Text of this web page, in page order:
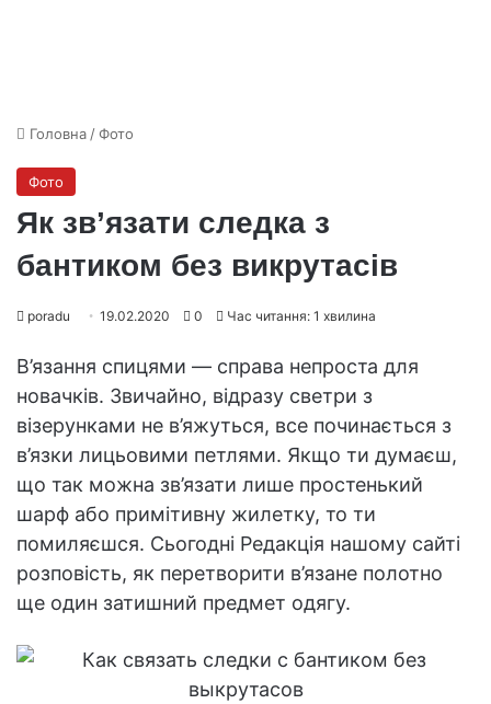
Головна /Фото
Фото
Як зв’язати следка з
бантиком без викрутасів
poradu 19.02.2020 0 Час читання: 1 хвилина
В’язання спицями — справа непроста для
новачків. Звичайно, відразу светри з
візерунками не в’яжуться, все починається з
в’язки лицьовими петлями. Якщо ти думаєш,
що так можна зв’язати лише простенький
шарф або примітивну жилетку, то ти
помиляєшся. Сьогодні Редакція нашому сайті
розповість, як перетворити в’язане полотно
ще один затишний предмет одягу.